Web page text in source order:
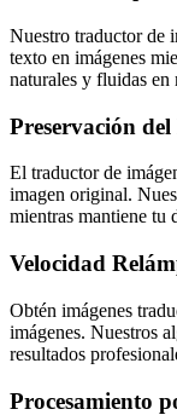
Nuestro traductor de
texto en imágenes
naturales y fluidas en
Preservación del
El traductor de
imagen original.
mientras mantiene tu
Velocidad
Obtén imágenes
imágenes. Nuestros
resultados
Procesamiento